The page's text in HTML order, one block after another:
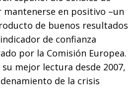
en positivo –un
de buenos resultados
de confianza
por la Comisión Europea.
mejor lectura desde 2007,
de la crisis